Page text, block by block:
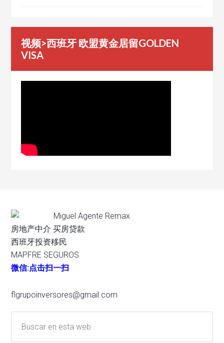
视频>西班牙 欧盟黄金居留GOLDEN
VISA
Miguel Agente Remax
房地产中介 买房贷款
西班牙投资移民
MAPFRE SEGUROS
微信:点击扫一扫
flgrupoinversores@gmail.com